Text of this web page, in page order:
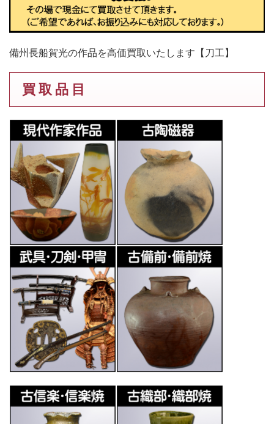
備州長船賀光の作品を高価買取いたします【刀工】
買 取 品 目